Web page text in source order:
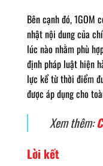
Bên cạnh đó, 1GOM
nhật nội dung của
lúc nào nhằm phù
định pháp luật hiện
lực kể từ thời điểm
được áp dụng cho
Xem thêm:
Lời kết